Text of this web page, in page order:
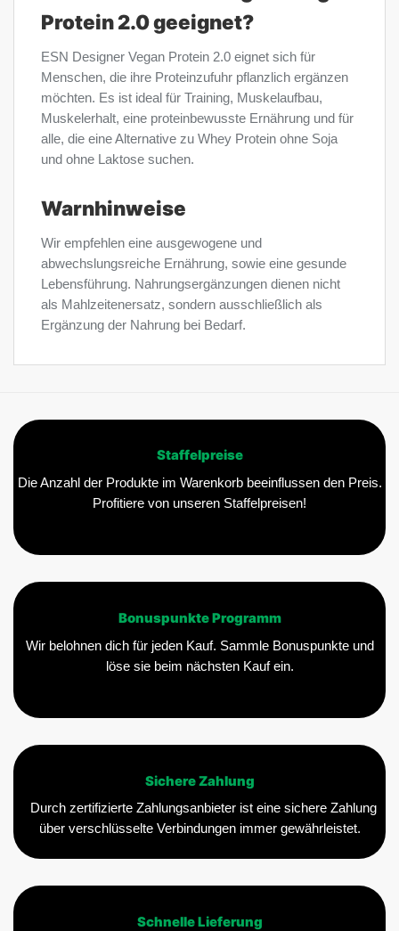
Protein 2.0 geeignet?
ESN Designer Vegan Protein 2.0 eignet sich für
Menschen, die ihre Proteinzufuhr pflanzlich ergänzen
möchten. Es ist ideal für Training, Muskelaufbau,
Muskelerhalt, eine proteinbewusste Ernährung und für
alle, die eine Alternative zu Whey Protein ohne Soja
und ohne Laktose suchen.
Warnhinweise
Wir empfehlen eine ausgewogene und
abwechslungsreiche Ernährung, sowie eine gesunde
Lebensführung. Nahrungsergänzungen dienen nicht
als Mahlzeitenersatz, sondern ausschließlich als
Ergänzung der Nahrung bei Bedarf.
Staffelpreise
Die Anzahl der Produkte im Warenkorb beeinflussen den Preis.
Profitiere von unseren Staffelpreisen!
Bonuspunkte Programm
Wir belohnen dich für jeden Kauf. Sammle Bonuspunkte und
löse sie beim nächsten Kauf ein.
Sichere Zahlung
Durch zertifizierte Zahlungsanbieter ist eine sichere Zahlung
über verschlüsselte Verbindungen immer gewährleistet.
Schnelle Lieferung